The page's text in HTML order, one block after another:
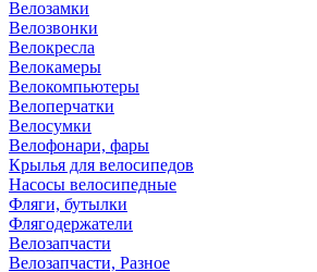
Велозамки
Велозвонки
Велокресла
Велокамеры
Велокомпьютеры
Велоперчатки
Велосумки
Велофонари, фары
Крылья для велосипедов
Насосы велосипедные
Фляги, бутылки
Флягодержатели
Велозапчасти
Велозапчасти, Разное